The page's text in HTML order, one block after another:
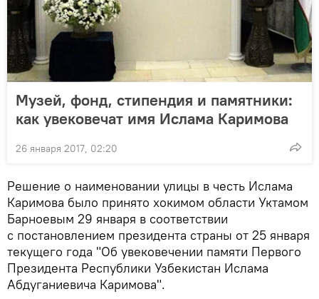
Музей, фонд, стипендия и памятники:
как увековечат имя Ислама Каримова
26 января 2017, 02:20
Решение о наименовании улицы в честь Ислама
Каримова было принято хокимом области Уктамом
Барноевым 29 января в соответствии
с постановлением президента страны от 25 января
текущего года "Об увековечении памяти Первого
Президента Республики Узбекистан Ислама
Абдуганиевича Каримова".